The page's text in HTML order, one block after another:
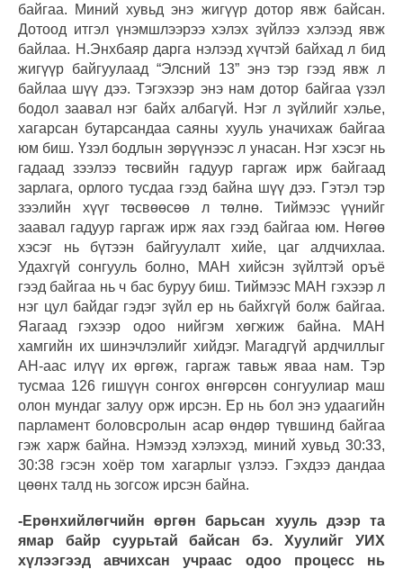
байгаа. Миний хувьд энэ жигүүр дотор явж байсан.
Дотоод итгэл үнэмшлээрээ хэлэх зүйлээ хэлээд явж
байлаа. Н.Энхбаяр дарга нэлээд хүчтэй байхад л бид
жигүүр байгуулаад “Элсний 13” энэ тэр гээд явж л
байлаа шүү дээ. Тэгэхээр энэ нам дотор байгаа үзэл
бодол заавал нэг байх албагүй. Нэг л зүйлийг хэлье,
хагарсан бутарсандаа саяны хууль уначихаж байгаа
юм биш. Үзэл бодлын зөрүүнээс л унасан. Нэг хэсэг нь
гадаад зээлээ төсвийн гадуур гаргаж ирж байгаад
зарлага, орлого тусдаа гээд байна шүү дээ. Гэтэл тэр
зээлийн хүүг төсвөөсөө л төлнө. Тиймээс үүнийг
заавал гадуур гаргаж ирж яах гээд байгаа юм. Нөгөө
хэсэг нь бүтээн байгуулалт хийе, цаг алдчихлаа.
Удахгүй сонгууль болно, МАН хийсэн зүйлтэй оръё
гээд байгаа нь ч бас буруу биш. Тиймээс МАН гэхээр л
нэг цул байдаг гэдэг зүйл ер нь байхгүй болж байгаа.
Яагаад гэхээр одоо нийгэм хөгжиж байна. МАН
хамгийн их шинэчлэлийг хийдэг. Магадгүй ардчиллыг
АН-аас илүү их өргөж, гаргаж тавьж яваа нам. Тэр
тусмаа 126 гишүүн сонгох өнгөрсөн сонгуулиар маш
олон мундаг залуу орж ирсэн. Ер нь бол энэ удаагийн
парламент боловсролын асар өндөр түвшинд байгаа
гэж харж байна. Нэмээд хэлэхэд, миний хувьд 30:33,
30:38 гэсэн хоёр том хагарлыг үзлээ. Гэхдээ дандаа
цөөнх талд нь зогсож ирсэн байна.
-Ерөнхийлөгчийн өргөн барьсан хууль дээр та
ямар байр суурьтай байсан бэ. Хуулийг УИХ
хүлээгээд авчихсан учраас одоо процесс нь